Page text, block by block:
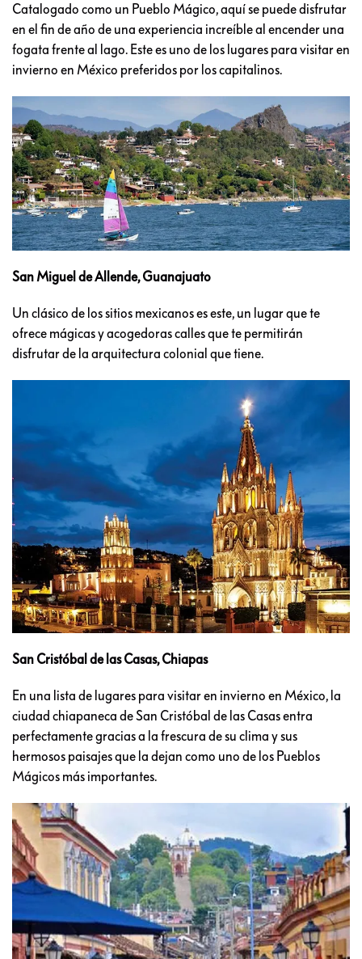
Catalogado como un Pueblo Mágico, aquí se puede disfrutar
en el fin de año de una experiencia increíble al encender una
fogata frente al lago. Este es uno de los lugares para visitar en
invierno en México preferidos por los capitalinos.
San Miguel de Allende, Guanajuato
Un clásico de los sitios mexicanos es este, un lugar que te
ofrece mágicas y acogedoras calles que te permitirán
disfrutar de la arquitectura colonial que tiene.
San Cristóbal de las Casas, Chiapas
En una lista de lugares para visitar en invierno en México, la
ciudad chiapaneca de San Cristóbal de las Casas entra
perfectamente gracias a la frescura de su clima y sus
hermosos paisajes que la dejan como uno de los Pueblos
Mágicos más importantes.